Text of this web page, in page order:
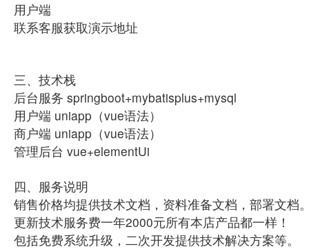
用户端
联系客服获取演示地址
三、技术栈
后台服务 springboot+mybatisplus+mysql
用户端 uniapp（vue语法）
商户端 uniapp（vue语法）
管理后台 vue+elementUi
四、服务说明
销售价格均提供技术文档，资料准备文档，部署文档
更新技术服务费一年2000元所有本店产品都一样！
包括免费系统升级，二次开发提供技术解决方案等。